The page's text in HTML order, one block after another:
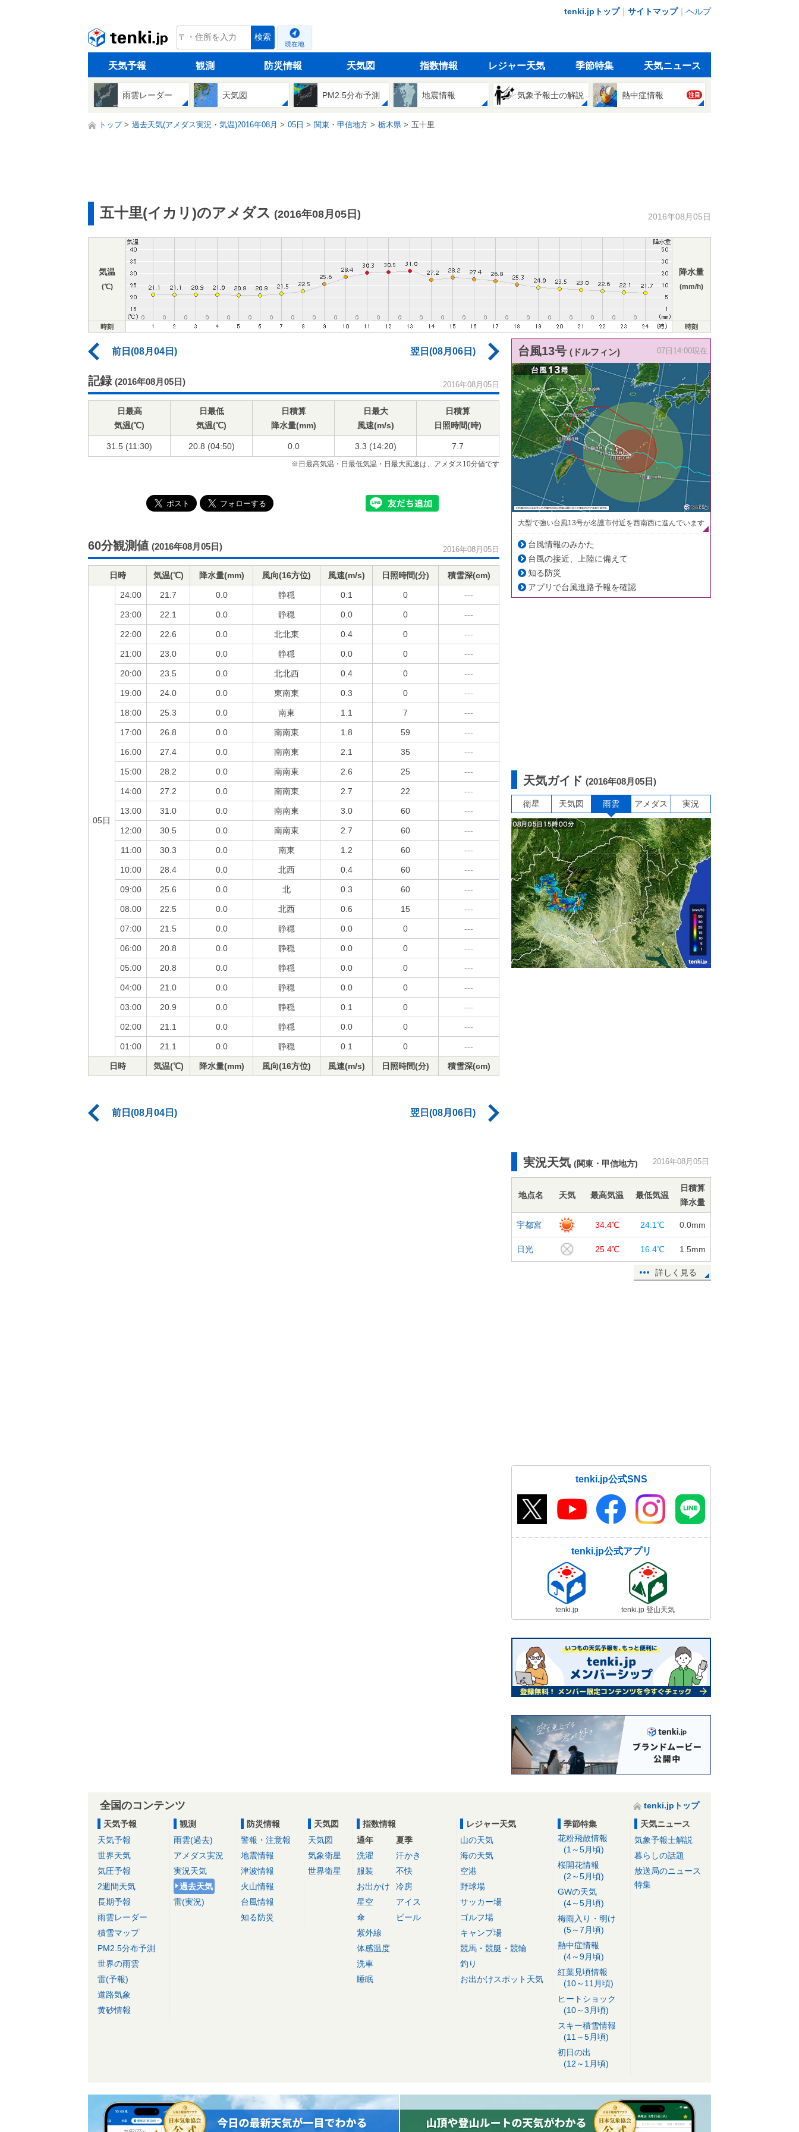
tenki.jpトップ｜ サイトマップ｜ ヘルプ
tenki.jp 検索
現在地
天気予報 観測 防災情報 天気図 指数情報 レジャー天気 季節特集 天気ニュース
雨雲レーダー 天気図 PM2.5分布予測 地震情報 気象予報士の解説 熱中症情報 注目
トップ 過去天気(アメダス実況・気温)2016年08月 05日 関東・甲信地方 栃木県 五十里
五十里(イカリ)のアメダス (2016年08月05日) 2016年08月05日
気温
(℃)
降水量
(mm/h)
時刻 時刻
前日(08月04日) 翌日(08月06日)
記録 (2016年08月05日) 2016年08月05日
日最高
気温(℃)
日最低
気温(℃)
日積算
降水量(mm)
日最大
風速(m/s)
日積算
日照時間(時)
31.5 (11:30) 20.8 (04:50) 0.0 3.3 (14:20) 7.7
※日最高気温・日最低気温・日最大風速は、アメダス10分値です
60分観測値 (2016年08月05日) 2016年08月05日
日時 気温(℃) 降水量(mm) 風向(16方位) 風速(m/s) 日照時間(分) 積雪深(cm)
05日
24:00 21.7 0.0 静穏 0.1 0 ---
23:00 22.1 0.0 静穏 0.0 0 ---
22:00 22.6 0.0 北北東 0.4 0 ---
21:00 23.0 0.0 静穏 0.0 0 ---
20:00 23.5 0.0 北北西 0.4 0 ---
19:00 24.0 0.0 東南東 0.3 0 ---
18:00 25.3 0.0 南東 1.1 7 ---
17:00 26.8 0.0 南南東 1.8 59 ---
16:00 27.4 0.0 南南東 2.1 35 ---
15:00 28.2 0.0 南南東 2.6 25 ---
14:00 27.2 0.0 南南東 2.7 22 ---
13:00 31.0 0.0 南南東 3.0 60 ---
12:00 30.5 0.0 南南東 2.7 60 ---
11:00 30.3 0.0 南東 1.2 60 ---
10:00 28.4 0.0 北西 0.4 60 ---
09:00 25.6 0.0 北 0.3 60 ---
08:00 22.5 0.0 北西 0.6 15 ---
07:00 21.5 0.0 静穏 0.0 0 ---
06:00 20.8 0.0 静穏 0.0 0 ---
05:00 20.8 0.0 静穏 0.0 0 ---
04:00 21.0 0.0 静穏 0.0 0 ---
03:00 20.9 0.0 静穏 0.1 0 ---
02:00 21.1 0.0 静穏 0.0 0 ---
01:00 21.1 0.0 静穏 0.1 0 ---
日時 気温(℃) 降水量(mm) 風向(16方位) 風速(m/s) 日照時間(分) 積雪深(cm)
前日(08月04日) 翌日(08月06日)
台風13号 (ドルフィン) 07日14:00現在
大型で強い台風13号が名護市付近を西南西に進んでいます
台風情報のみかた
台風の接近、上陸に備えて
知る防災
アプリで台風進路予報を確認
天気ガイド (2016年08月05日)
衛星 天気図 雨雲 アメダス 実況
実況天気 (関東・甲信地方) 2016年08月05日
地点名 天気 最高気温 最低気温
日積算
降水量
宇都宮 34.4℃ 24.1℃ 0.0mm
日光 25.4℃ 16.4℃ 1.5mm
詳しく見る
tenki.jp公式SNS
tenki.jp公式アプリ
tenki.jp tenki.jp 登山天気
全国のコンテンツ
tenki.jpトップ
天気予報
天気予報
世界天気
気圧予報
2週間天気
長期予報
雨雲レーダー
積雪マップ
PM2.5分布予測
世界の雨雲
雷(予報)
道路気象
黄砂情報
観測
雨雲(過去)
アメダス実況
実況天気
過去天気
雷(実況)
防災情報
警報・注意報
地震情報
津波情報
火山情報
台風情報
知る防災
天気図
天気図
気象衛星
世界衛星
指数情報
通年
洗濯
服装
お出かけ
星空
傘
紫外線
体感温度
洗車
睡眠
夏季
汗かき
不快
冷房
アイス
ビール
レジャー天気
山の天気
海の天気
空港
野球場
サッカー場
ゴルフ場
キャンプ場
競馬・競艇・競輪
釣り
お出かけスポット天気
季節特集
花粉飛散情報
(1～5月頃)
桜開花情報
(2～5月頃)
GWの天気
(4～5月頃)
梅雨入り・明け
(5～7月頃)
熱中症情報
(4～9月頃)
紅葉見頃情報
(10～11月頃)
ヒートショック
(10～3月頃)
スキー積雪情報
(11～5月頃)
初日の出
(12～1月頃)
天気ニュース
気象予報士解説
暮らしの話題
放送局のニュース
特集